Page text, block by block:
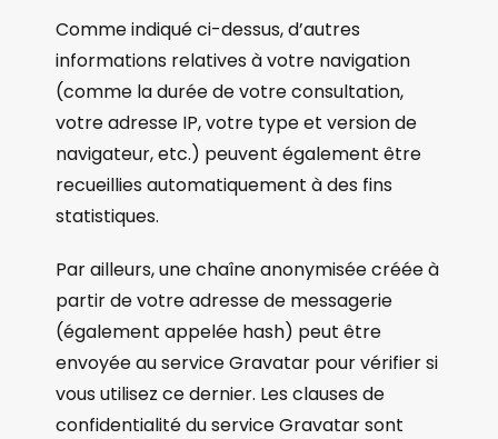
Comme indiqué ci-dessus, d’autres
informations relatives à votre navigation
(comme la durée de votre consultation,
votre adresse IP, votre type et version de
navigateur, etc.) peuvent également être
recueillies automatiquement à des fins
statistiques.
Par ailleurs, une chaîne anonymisée créée à
partir de votre adresse de messagerie
(également appelée hash) peut être
envoyée au service Gravatar pour vérifier si
vous utilisez ce dernier. Les clauses de
confidentialité du service Gravatar sont